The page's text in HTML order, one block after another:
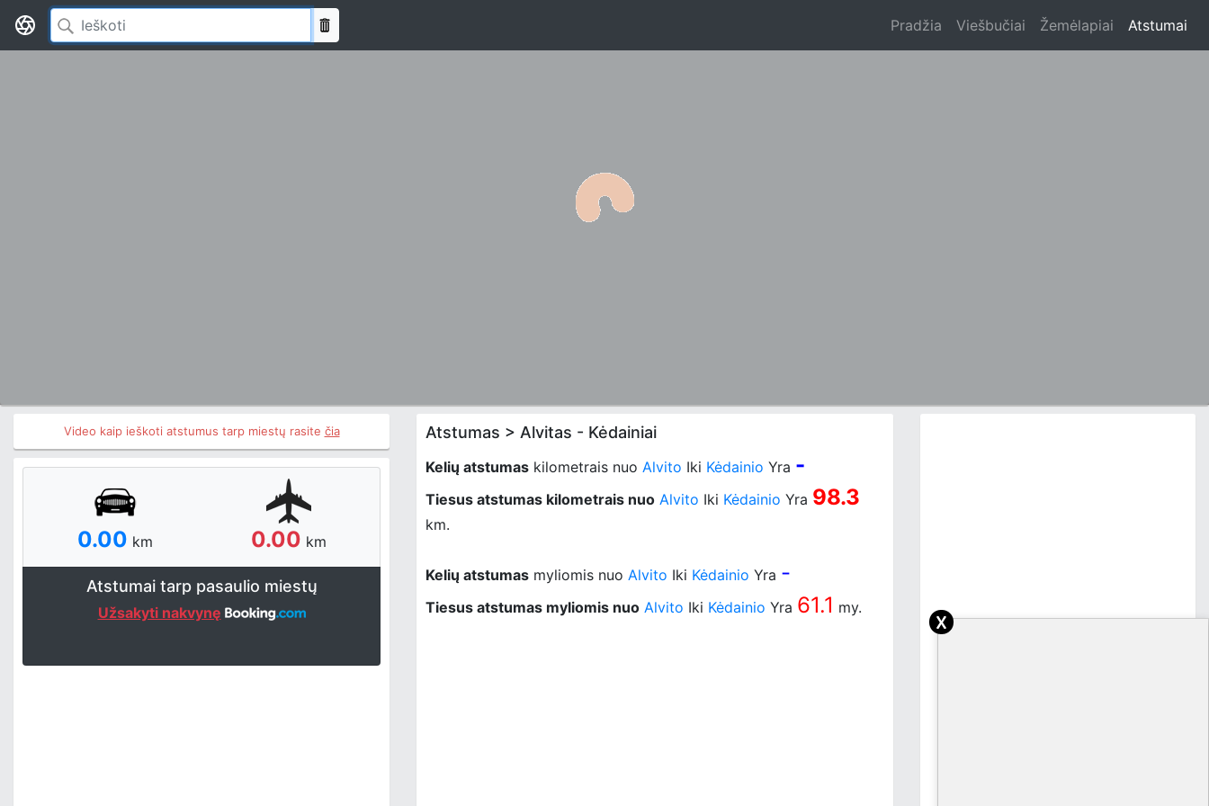
Pradžia Viešbučiai Žemėlapiai Atstumai
Video kaip ieškoti atstumus tarp miestų rasite čia
0.00 km 0.00 km
Atstumai tarp pasaulio miestų
Užsakyti nakvynę
Atstumas > Alvitas - Kėdainiai
Kelių atstumas kilometrais nuo Alvito Iki Kėdainio Yra -
Tiesus atstumas kilometrais nuo Alvito Iki Kėdainio Yra 98.3
km.
Kelių atstumas myliomis nuo Alvito Iki Kėdainio Yra -
Tiesus atstumas myliomis nuo Alvito Iki Kėdainio Yra 61.1 my. x